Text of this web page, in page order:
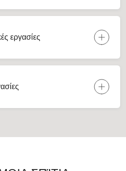
εργασίες